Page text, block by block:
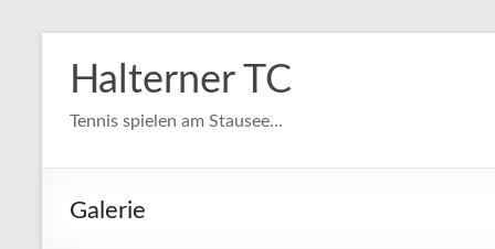
Inhalt
springenHalterner TC
Tennis spielen am Stausee…
Galerie